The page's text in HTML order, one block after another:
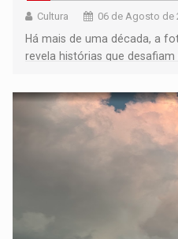
Cultura 06 de Agosto de
Há mais de uma década, a
revela histórias que
negras